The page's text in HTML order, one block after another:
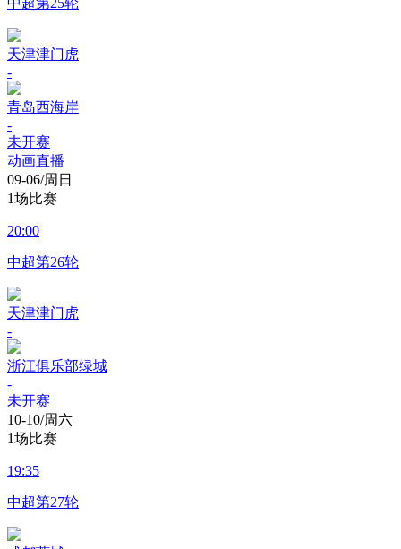
中超第25轮
天津津门虎
-
青岛西海岸
-
未开赛
动画直播
09-06/周日
1场比赛
20:00
中超第26轮
天津津门虎
-
浙江俱乐部绿城
-
未开赛
10-10/周六
1场比赛
19:35
中超第27轮